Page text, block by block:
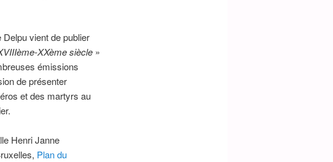
vient de publier
XXème siècle»
émissions
de présenter
et des martyrs au
Henri Janne
Plan du